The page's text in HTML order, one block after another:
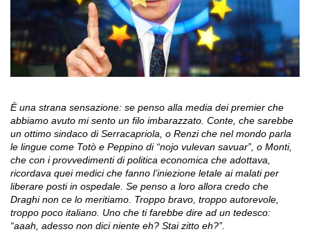
È una strana sensazione: se penso alla media dei premier che
abbiamo avuto mi sento un filo imbarazzato. Conte, che sarebbe
un ottimo sindaco di Serracapriola, o Renzi che nel mondo parla
le lingue come Totò e Peppino di “nojo vulevan savuar”, o Monti,
che con i provvedimenti di politica economica che adottava,
ricordava quei medici che fanno l’iniezione letale ai malati per
liberare posti in ospedale. Se penso a loro allora credo che
Draghi non ce lo meritiamo. Troppo bravo, troppo autorevole,
troppo poco italiano. Uno che ti farebbe dire ad un tedesco:
“aaah, adesso non dici niente eh? Stai zitto eh?”.